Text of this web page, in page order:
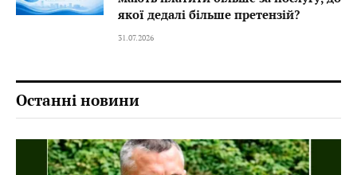
якої дедалі більше претензій?
31.07.2026
Останні новини